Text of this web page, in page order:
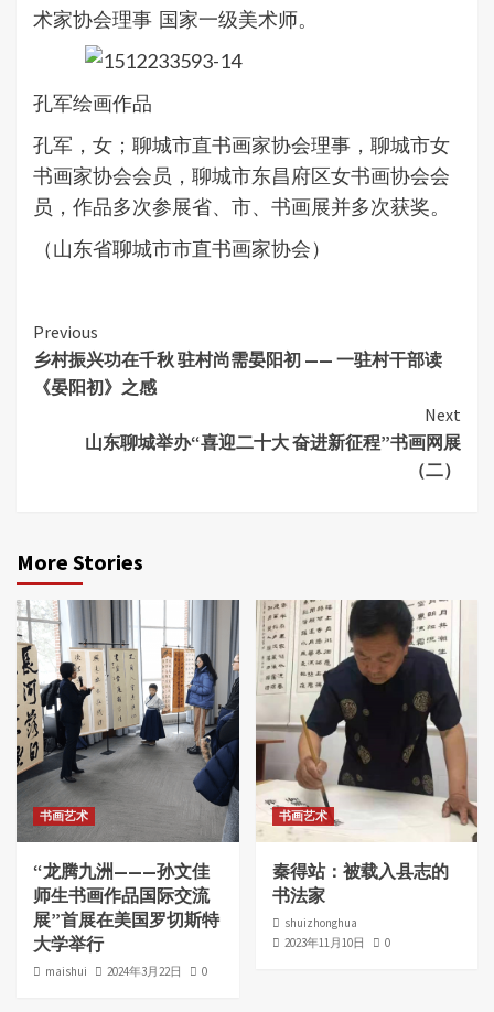
术家协会理事 国家一级美术师。
孔军绘画作品
孔军，女；聊城市直书画家协会理事，聊城市女
书画家协会会员，聊城市东昌府区女书画协会会
员，作品多次参展省、市、书画展并多次获奖。
（山东省聊城市市直书画家协会）
Continue
Reading
Previous
乡村振兴功在千秋 驻村尚需晏阳初 —— 一驻村干部读
《晏阳初》之感
Next
山东聊城举办“喜迎二十大 奋进新征程”书画网展
（二）
More Stories
书画艺术
“龙腾九洲———孙文佳
师生书画作品国际交流
展”首展在美国罗切斯特
大学举行
maishui 2024年3月22日 0
书画艺术
秦得站：被载入县志的
书法家
shuizhonghua
2023年11月10日
0